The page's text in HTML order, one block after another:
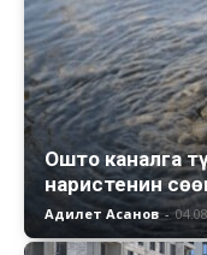
Ошто каналга
наристенин
Адилет Асанов -